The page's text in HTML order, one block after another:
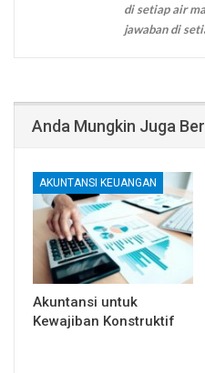
di setiap air
jawaban di
Anda Mungkin Juga
AKUNTANSI KEUANGAN
Akuntansi untuk
Kewajiban Konstruktif